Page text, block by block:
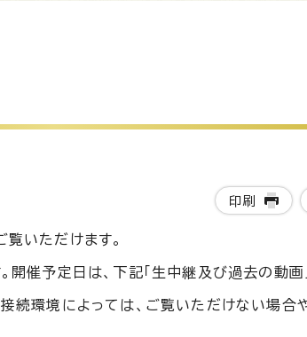
印刷
いただけます。
催予定日は、下記「生中継及び過去の動画
続環境によっては、ご覧いただけない場合